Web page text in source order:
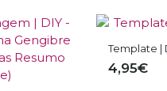
Basta adicionar ao
concluir o pedido e assim
Bigode